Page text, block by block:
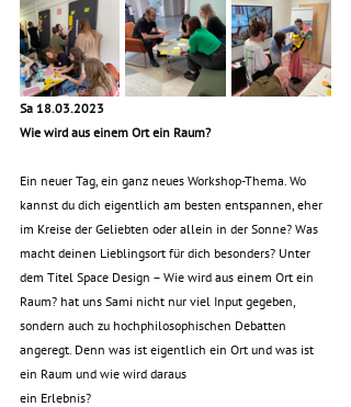
Sa 18.03.2023
Wie wird aus einem Ort ein Raum?
Ein neuer Tag, ein ganz neues Workshop-Thema. Wo
kannst du dich eigentlich am besten entspannen, eher
im Kreise der Geliebten oder allein in der Sonne? Was
macht deinen Lieblingsort für dich besonders? Unter
dem Titel Space Design – Wie wird aus einem Ort ein
Raum? hat uns Sami nicht nur viel Input gegeben,
sondern auch zu hochphilosophischen Debatten
angeregt. Denn was ist eigentlich ein Ort und was ist
ein Raum und wie wird daraus
ein Erlebnis?